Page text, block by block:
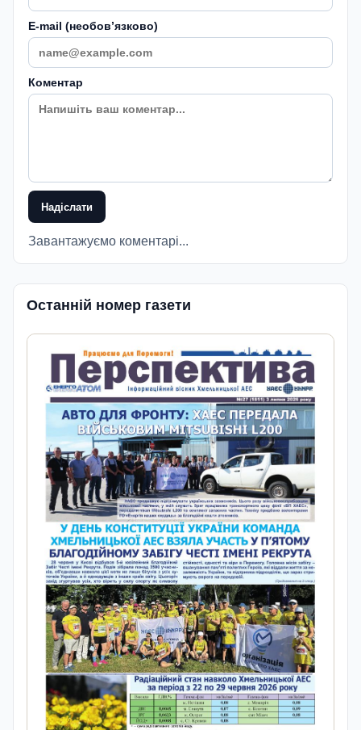
E-mail (необовʼязково)
Коментар
Надіслати
Завантажуємо коментарі...
Останній номер газети